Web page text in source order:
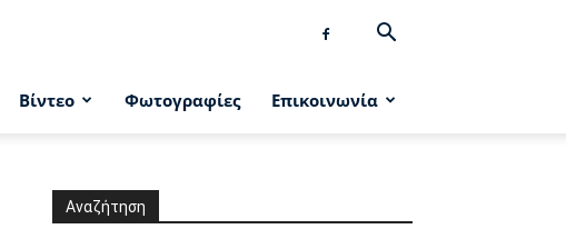
Βίντεο Φωτογραφίες Επικοινωνία
Αναζήτηση